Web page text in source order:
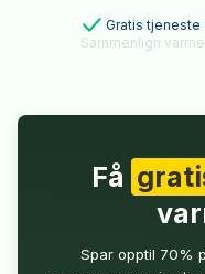
Gratis tjeneste
Sammenlign
Få
Spar opptil 70%